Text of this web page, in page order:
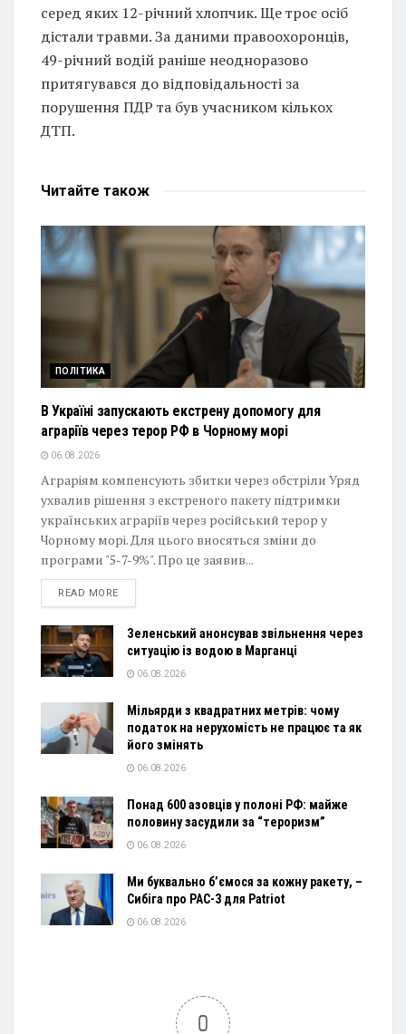
серед яких 12-річний хлопчик. Ще троє осіб
дістали травми. За даними правоохоронців,
49-річний водій раніше неодноразово
притягувався до відповідальності за
порушення ПДР та був учасником кількох
ДТП.
Читайте також
ПОЛІТИКА
В Україні запускають екстрену допомогу для
аграріїв через терор РФ в Чорному морі
06.08.2026
Аграріям компенсують збитки через обстріли Уряд
ухвалив рішення з екстреного пакету підтримки
українських аграріїв через російський терор у
Чорному морі. Для цього вносяться зміни до
програми "5-7-9%". Про це заявив...
READ MOREDETAILS
Зеленський анонсував звільнення через
ситуацію із водою в Марганці
06.08.2026
Мільярди з квадратних метрів: чому
податок на нерухомість не працює та як
його змінять
06.08.2026
Понад 600 азовців у полоні РФ: майже
половину засудили за “тероризм”
06.08.2026
Ми буквально б’ємося за кожну ракету, –
Сибіга про PAC-3 для Patriot
06.08.2026
0